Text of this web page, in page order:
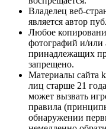
Владелец веб-
является автор
Любое
фотографий и/или
принадлежащих
запрещено.
Материалы сайта
лиц старше 21
может вызвать
правила
обнаружении